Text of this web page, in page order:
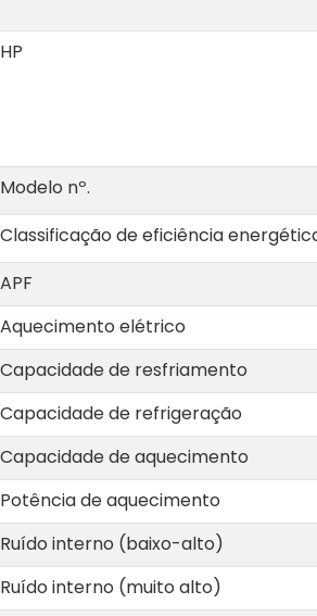
HP
Modelo nº.
Classificação de eficiência
APF
Aquecimento elétrico
Capacidade de resfriamento
Capacidade de refrigeração
Capacidade de aquecimento
Potência de aquecimento
Ruído interno (baixo-alto)
Ruído interno (muito alto)